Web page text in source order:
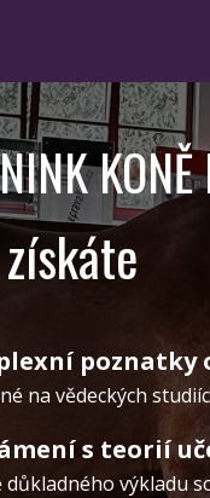
poznatky
na vědeckých
s teorií
důkladného výkladu